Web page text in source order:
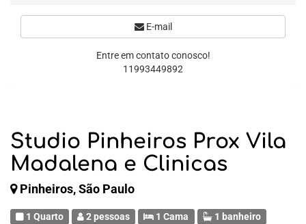
Studio Pinheiros Prox Vila
Madalena e Clinicas
Pinheiros, São Paulo
1 Quarto 2 pessoas 1 Cama 1 banheiro
E-mail
Entre em contato conosco!
11993449892